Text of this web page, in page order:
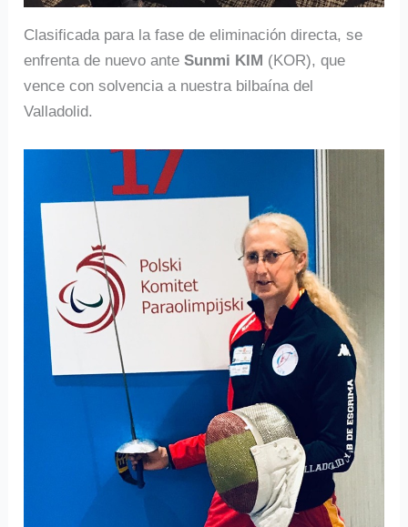
Clasificada para la fase de eliminación directa, se
enfrenta de nuevo ante Sunmi KIM (KOR), que
vence con solvencia a nuestra bilbaína del
Valladolid.